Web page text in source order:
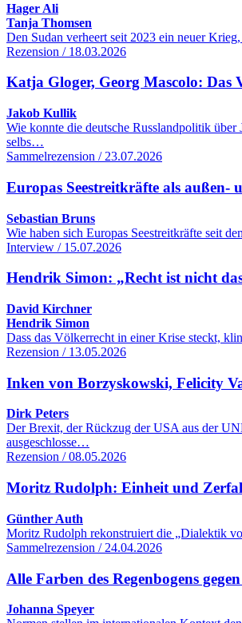
Hager Ali
Tanja Thomsen
Den Sudan verheert seit 2023 ein neuer
Rezension / 18.03.2026
Katja Gloger, Georg Mascolo: Das
Jakob Kullik
Wie konnte die deutsche Russlandpolitik über
selbs…
Sammelrezension / 23.07.2026
Europas Seestreitkräfte als außen-
Sebastian Bruns
Wie haben sich Europas Seestreitkräfte seit
Interview / 15.07.2026
Hendrik Simon: „Recht ist nicht
David Kirchner
Hendrik Simon
Dass das Völkerrecht in einer Krise steckt,
Rezension / 13.05.2026
Inken von Borzyskowski, Felicity
Dirk Peters
Der Brexit, der Rückzug der USA aus der
ausgeschlosse…
Rezension / 08.05.2026
Moritz Rudolph: Einheit und
Günther Auth
Moritz Rudolph rekonstruiert die „Dialektik
Sammelrezension / 24.04.2026
Alle Farben des Regenbogens
Johanna Speyer